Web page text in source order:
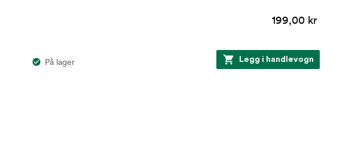
199,00 kr
På lager Legg i handlevogn